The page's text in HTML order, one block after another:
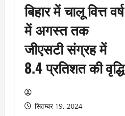
बिहार में चालू वित्त वर्ष
में अगस्त तक
जीएसटी संग्रह में
8.4 प्रतिशत की वृद्धि
सितम्बर 19, 2024